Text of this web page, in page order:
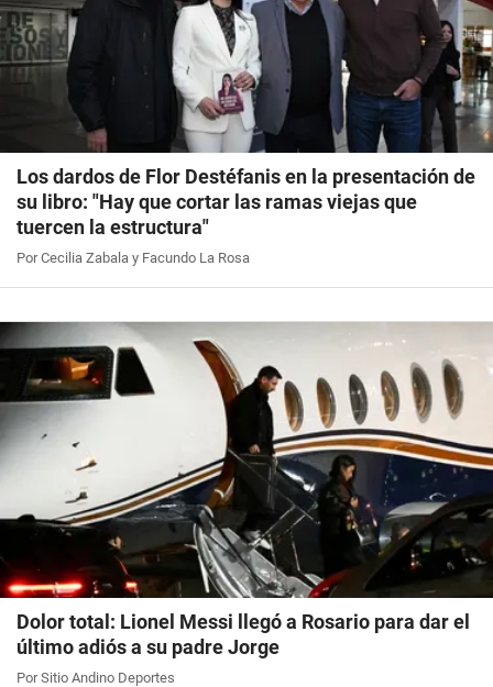
Los dardos de Flor Destéfanis en la presentación de
su libro: "Hay que cortar las ramas viejas que
tuercen la estructura"
Por Cecilia Zabala y Facundo La Rosa
Dolor total: Lionel Messi llegó a Rosario para dar el
último adiós a su padre Jorge
Por Sitio Andino Deportes